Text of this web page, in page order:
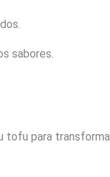
sabores.
tofu para